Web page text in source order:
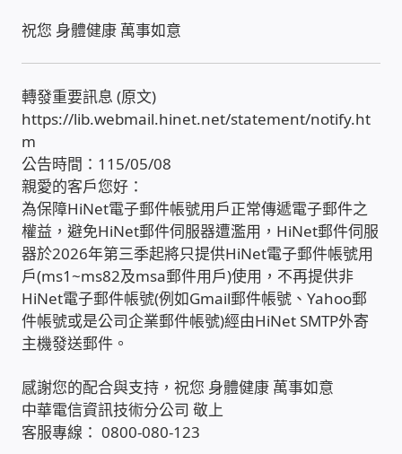
聯絡我們
公益贊助、社會貢獻
聯盟合作包商
家庭水電修繕
窗簾 窗飾 丈量安裝
電腦維修銷售
電腦租賃方案
祝您 身體健康 萬事如意
轉發重要訊息 (原文)
https://lib.webmail.hinet.net/statement/notify.ht
m
公告時間：115/05/08
親愛的客戶您好：
為保障HiNet電子郵件帳號用戶正常傳遞電子郵件之
權益，避免HiNet郵件伺服器遭濫用，HiNet郵件伺服
器於2026年第三季起將只提供HiNet電子郵件帳號用
戶(ms1~ms82及msa郵件用戶)使用，不再提供非
HiNet電子郵件帳號(例如Gmail郵件帳號、Yahoo郵
件帳號或是公司企業郵件帳號)經由HiNet SMTP外寄
主機發送郵件。
感謝您的配合與支持，祝您 身體健康 萬事如意
中華電信資訊技術分公司 敬上
客服專線： 0800-080-123